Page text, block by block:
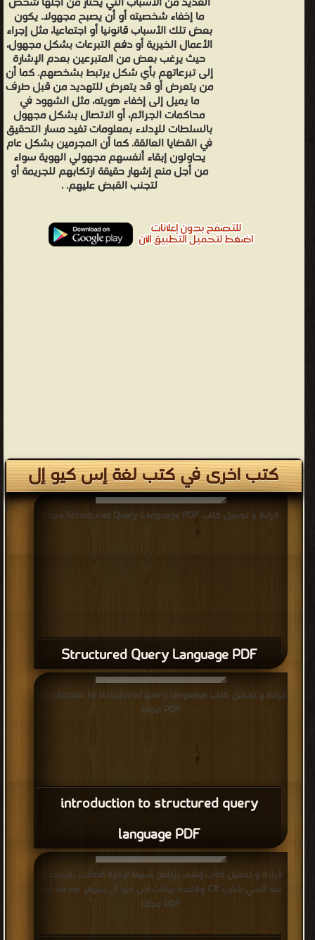
ما إخفاء شخصيته أو أن يصبح مجهولا. يكون
بعض تلك الأسباب قانونيا أو اجتماعيا، مثل إجراء
الأعمال الخيرية أو دفع التبرعات بشكل مجهول،
حيث يرغب بعض من المتبرعين بعدم الإشارة
إلى تبرعاتهم بأي شكل يرتبط بشخصهم. كما أن
من يتعرض أو قد يتعرض للتهديد من قبل طرف
ما يميل إلى إخفاء هويته، مثل الشهود في
محاكمات الجرائم، أو الاتصال بشكل مجهول
بالسلطات للإدلاء بمعلومات تفيد مسار التحقيق
في القضايا العالقة. كما أن المجرمين بشكل عام
يحاولون إبقاء أنفسهم مجهولي الهوية سواء
من أجل منع إشهار حقيقة ارتكابهم للجريمة أو
لتجنب القبض عليهم. .
كتب اخرى في كتب لغة إس كيو إل
Structured Query Language PDF
قراءة و تحميل كتاب Structured Query Language PDF مجانا
introduction to structured query
language PDF
قراءة و تحميل كتاب introduction to structured query language
PDF مجانا
قراءة و تحميل كتاب إنشاء برنامج بسيط لإدارة الطلاب باستخدام
لغة السي شارب #C وقاعدة بيانات اس كيو ال سيرفر sql server
PDF مجانا